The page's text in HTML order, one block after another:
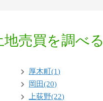
売買を調べる
厚木町(1)
岡田(20)
上荻野(22)